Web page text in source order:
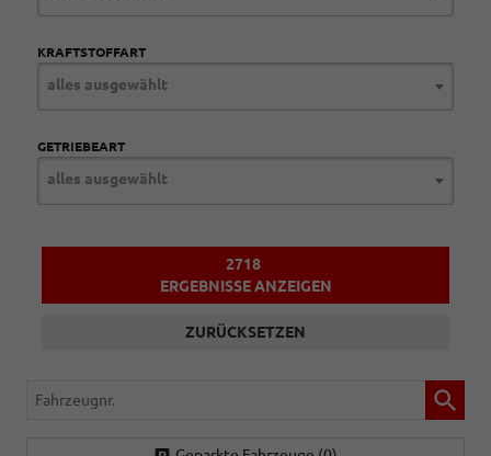
KRAFTSTOFFART
alles ausgewählt
GETRIEBEART
alles ausgewählt
2718
ERGEBNISSE ANZEIGEN
ZURÜCKSETZEN
Fahrzeugnr.